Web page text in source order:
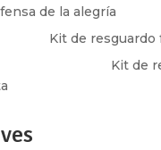
de la alegría
Kit de resguardo
Kit de